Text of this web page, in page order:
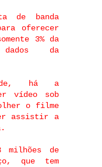
de banda
oferecer
3% da
dados da
há a
vídeo sob
o filme
assistir a
milhões de
que tem